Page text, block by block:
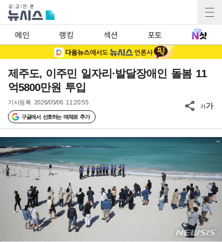
메인 랭킹 섹션 포토
제주도, 이주민 일자리·발달장애인 돌봄 11
억5800만원 투입
기사등록 2026/05/06 11:20:55
구글에서 선호하는 매체로 추가
가가